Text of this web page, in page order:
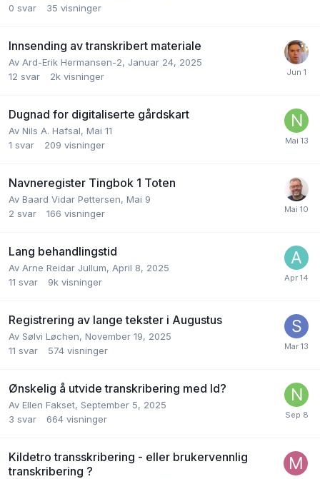
0 svar 35 visninger
Innsending av transkribert materiale
Av Ard-Erik Hermansen-2, Januar 24, 2025
12 svar 2k visninger
Dugnad for digitaliserte gårdskart
Av Nils A. Hafsal, Mai 11
1 svar 209 visninger
Navneregister Tingbok 1 Toten
Av Baard Vidar Pettersen, Mai 9
2 svar 166 visninger
Lang behandlingstid
Av Arne Reidar Jullum, April 8, 2025
11 svar 9k visninger
Registrering av lange tekster i Augustus
Av Sølvi Løchen, November 19, 2025
11 svar 574 visninger
Ønskelig å utvide transkribering med Id?
Av Ellen Fakset, September 5, 2025
3 svar 664 visninger
Kildetro transskribering - eller brukervennlig
transkribering ?